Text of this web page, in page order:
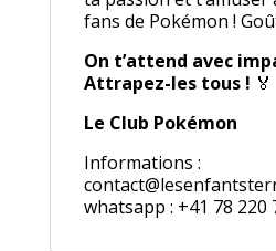
fans de Pokémon !
On t’attend avec
Attrapez-les tous ! 🏅
Le Club Pokémon
Informations :
whatsapp : +41 78 220